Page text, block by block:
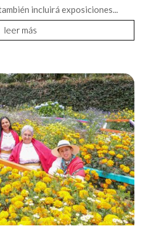
incluirá exposiciones...
leer más